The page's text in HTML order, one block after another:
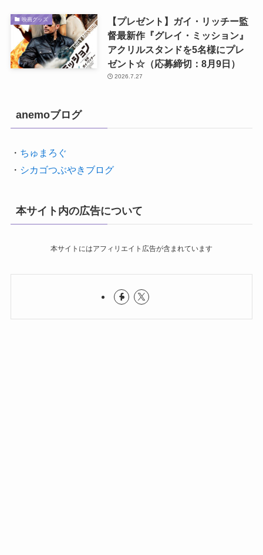
映画グッズ
【プレゼント】ガイ・リッチー監
督最新作『グレイ・ミッション』
アクリルスタンドを5名様にプレ
ゼント☆（応募締切：8月9日）
2026.7.27
anemoブログ
・ ちゅまろぐ
・ シカゴつぶやきブログ
本サイト内の広告について
本サイトにはアフィリエイト広告が含まれています